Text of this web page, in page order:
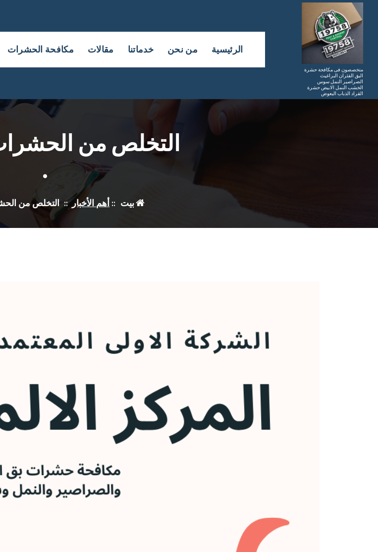
التجاوز
المحتوى
متخصصون فى مكافحة حشرة
البق الفئران البراغيث
الصراصير النمل سوس
الخشب النمل الابيض حشرة
القراد الذباب البعوض
الرئيسية من نحن خدماتنا مقالات مكافحة الحشرات
التخلص من
.
بيت :: أهم الأخبار:: التخلص من